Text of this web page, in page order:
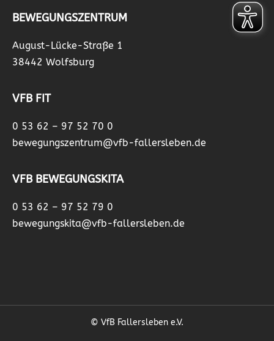
BEWEGUNGSZENTRUM
August-Lücke-Straße 1
38442 Wolfsburg
VFB FIT
0 53 62 – 97 52 70 0
bewegungszentrum@vfb-fallersleben.de
VFB BEWEGUNGSKITA
0 53 62 – 97 52 79 0
bewegungskita@vfb-fallersleben.de
© VfB Fallersleben e.V.